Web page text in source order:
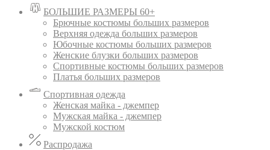
БОЛЬШИЕ РАЗМЕРЫ 60+
Брючные костюмы больших размеров
Верхняя одежда больших размеров
Юбочные костюмы больших размеров
Женские блузки больших размеров
Спортивные костюмы больших размеров
Платья больших размеров
Спортивная одежда
Женская майка - джемпер
Мужская майка - джемпер
Мужской костюм
Распродажа